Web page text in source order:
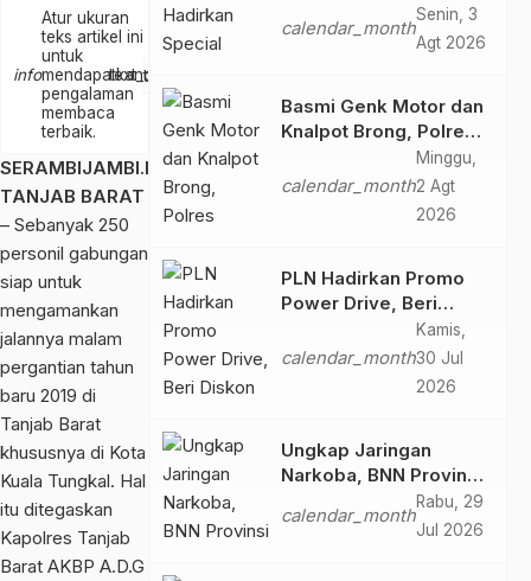
info
Atur ukuran
teks artikel ini
untuk
mendapatkan
pengalaman
membaca
terbaik.
text_decrease
text_increase
SERAMBIJAMBI.ID,
TANJAB BARAT
– Sebanyak 250
personil gabungan
siap untuk
mengamankan
jalannya malam
pergantian tahun
baru 2019 di
Tanjab Barat
khususnya di Kota
Kuala Tungkal. Hal
itu ditegaskan
Kapolres Tanjab
Barat AKBP A.D.G
Edition Sunset Blue,
Tampilkan Nuansa
calendar_month
Senin, 3
Agt 2026
Basmi Genk Motor dan
Knalpot Brong, Polres
Tanjab Barat Amankan
Belasan Kendaraan
calendar_month
Minggu,
2 Agt
2026
PLN Hadirkan Promo
Power Drive, Beri
Diskon Tambah Daya
50% di Ajang GIIAS
calendar_month
Kamis,
30 Jul
2026
Ungkap Jaringan
Narkoba, BNN Provinsi
Jambi dan Bea Cukai
Amankan Sembilan
calendar_month
Rabu, 29
Jul 2026